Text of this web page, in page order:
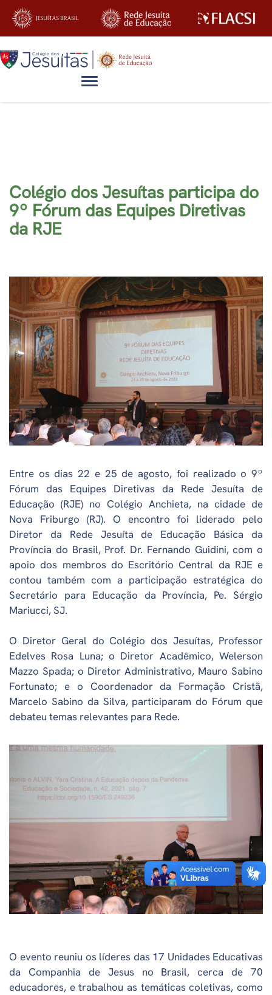
Alternar navegação
Colégio dos Jesuítas participa do
9º Fórum das Equipes Diretivas
da RJE
Entre os dias 22 e 25 de agosto, foi realizado o 9º
Fórum das Equipes Diretivas da Rede Jesuíta de
Educação (RJE) no Colégio Anchieta, na cidade de
Nova Friburgo (RJ). O encontro foi liderado pelo
Diretor da Rede Jesuíta de Educação Básica da
Província do Brasil, Prof. Dr. Fernando Guidini, com o
apoio dos membros do Escritório Central da RJE e
contou também com a participação estratégica do
Secretário para Educação da Província, Pe. Sérgio
Mariucci, SJ.
O Diretor Geral do Colégio dos Jesuítas, Professor
Edelves Rosa Luna; o Diretor Acadêmico, Welerson
Mazzo Spada; o Diretor Administrativo, Mauro Sabino
Fortunato; e o Coordenador da Formação Cristã,
Marcelo Sabino da Silva, participaram do Fórum que
debateu temas relevantes para Rede.
O evento reuniu os líderes das 17 Unidades Educativas
da Companhia de Jesus no Brasil, cerca de 70
educadores, e trabalhou as temáticas coletivas, como